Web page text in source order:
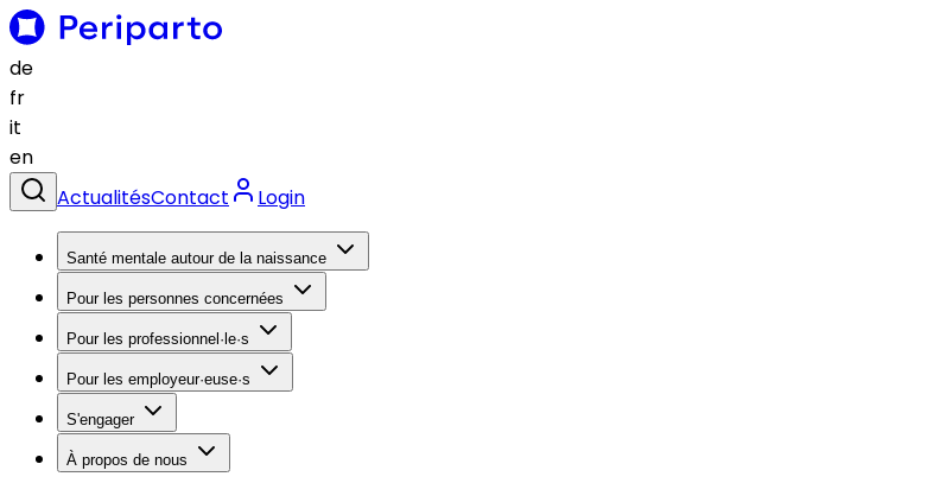
de
fr
it
en
ActualitésContact Login
Santé mentale autour de la naissance
Pour les personnes concernées
Pour les professionnel·le·s
Pour les employeur·euse·s
S'engager
À propos de nous